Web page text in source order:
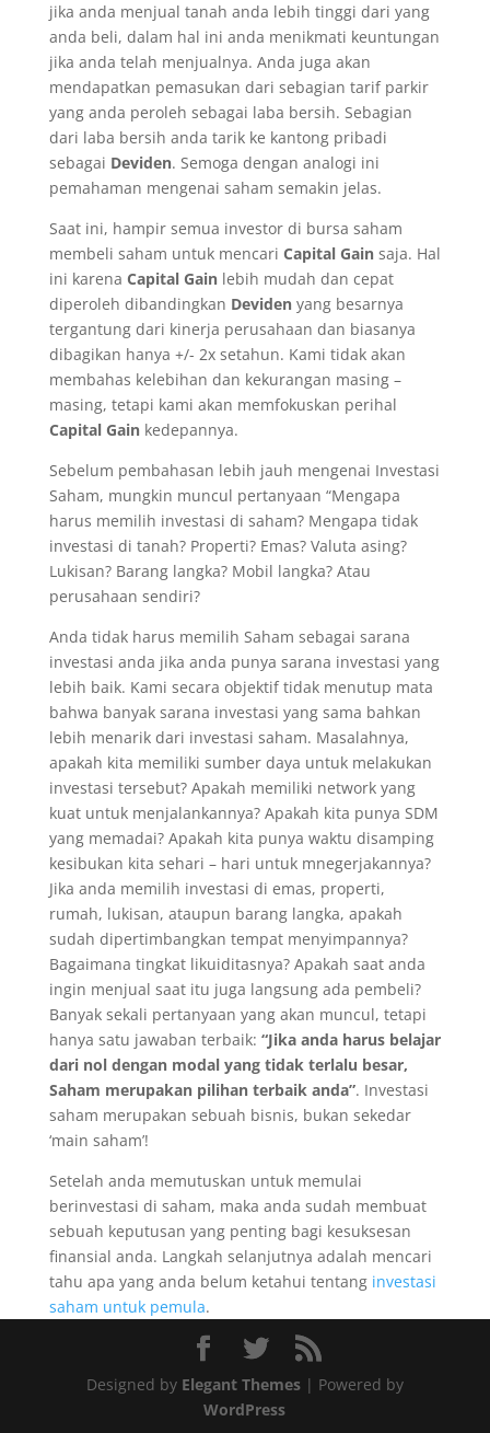
jika anda menjual tanah anda lebih tinggi dari yang
anda beli, dalam hal ini anda menikmati keuntungan
jika anda telah menjualnya. Anda juga akan
mendapatkan pemasukan dari sebagian tarif parkir
yang anda peroleh sebagai laba bersih. Sebagian
dari laba bersih anda tarik ke kantong pribadi
sebagai Deviden. Semoga dengan analogi ini
pemahaman mengenai saham semakin jelas.
Saat ini, hampir semua investor di bursa saham
membeli saham untuk mencari Capital Gainsaja. Hal
ini karena Capital Gainlebih mudah dan cepat
diperoleh dibandingkan Devidenyang besarnya
tergantung dari kinerja perusahaan dan biasanya
dibagikan hanya +/- 2x setahun. Kami tidak akan
membahas kelebihan dan kekurangan masing –
masing, tetapi kami akan memfokuskan perihal
Capital Gainkedepannya.
Sebelum pembahasan lebih jauh mengenai Investasi
Saham, mungkin muncul pertanyaan “Mengapa
harus memilih investasi di saham? Mengapa tidak
investasi di tanah? Properti? Emas? Valuta asing?
Lukisan? Barang langka? Mobil langka? Atau
perusahaan sendiri?
Anda tidak harus memilih Saham sebagai sarana
investasi anda jika anda punya sarana investasi yang
lebih baik. Kami secara objektif tidak menutup mata
bahwa banyak sarana investasi yang sama bahkan
lebih menarik dari investasi saham. Masalahnya,
apakah kita memiliki sumber daya untuk melakukan
investasi tersebut? Apakah memiliki network yang
kuat untuk menjalankannya? Apakah kita punya SDM
yang memadai? Apakah kita punya waktu disamping
kesibukan kita sehari – hari untuk mnegerjakannya?
Jika anda memilih investasi di emas, properti,
rumah, lukisan, ataupun barang langka, apakah
sudah dipertimbangkan tempat menyimpannya?
Bagaimana tingkat likuiditasnya? Apakah saat anda
ingin menjual saat itu juga langsung ada pembeli?
Banyak sekali pertanyaan yang akan muncul, tetapi
hanya satu jawaban terbaik: “Jika anda harus belajar
dari nol dengan modal yang tidak terlalu besar,
Saham merupakan pilihan terbaik anda”. Investasi
saham merupakan sebuah bisnis, bukan sekedar
‘main saham’!
Setelah anda memutuskan untuk memulai
berinvestasi di saham, maka anda sudah membuat
sebuah keputusan yang penting bagi kesuksesan
finansial anda. Langkah selanjutnya adalah mencari
tahu apa yang anda belum ketahui tentang investasi
saham untuk pemula.
Designed by Elegant Themes| Powered by
WordPress